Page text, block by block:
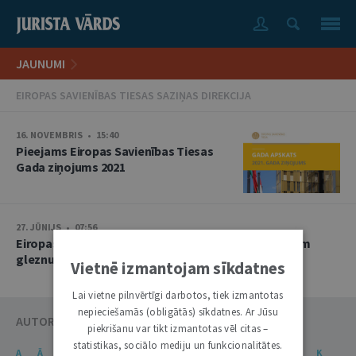
JAUNUMI
EIROPAS SAVIENĪBAS TIESAS SAZIŅAS DIREKCIJA
16. NOVEMBRIS • 15:40
Pieejams Eiropas Savienības Tiesas
Gada ziņojums 2021
27. JŪNIJS • 07:56
Eiropas Savienības Tiesa godina Satversmi un saņem
gleznu no Latvijas
AUTORU KATALOGS
A Ā C Č D E Ē F G Ģ H I
K
Vietnē izmantojam sīkdatnes
Lai vietne pilnvērtīgi darbotos, tiek izmantotas
nepieciešamās (obligātās) sīkdatnes. Ar Jūsu
piekrišanu var tikt izmantotas vēl citas –
statistikas, sociālo mediju un funkcionalitātes.